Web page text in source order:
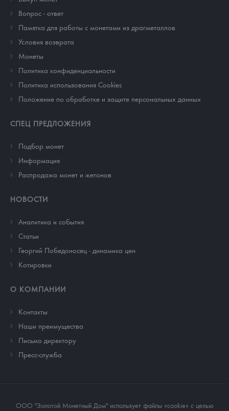
Вопрос - ответ
Памятка для работы с монетами из драгметаллов
Условия возврата
Монеты
Политика конфиденциальности
Политика использования Cookies
Положение по обработке и защите персональных данных
СПЕЦ ПРЕДЛОЖЕНИЯ
Подбор монет
Информация
Распродажа монет и жетонов
НОВОСТИ
Аналитика и события
Cтатьи
Георгий Победоносец - динамика цен
Котировки
О КОМПАНИИ
Контакты
Наши преимущества
Письмо директору
Пресс-служба
ООО "Золотой Монетный Дом" использует файлы «cookie» с целью